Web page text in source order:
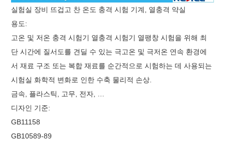
실험실 장비 뜨겁고 찬 온도 충격 시험 기계, 열충격 약실
용도:
고온 및 저온 충격 시험기 열충격 시험기 열팽창 시험을 위해 최
단 시간에 질서도를 견딜 수 있는 극고온 및 극저온 연속 환경에
서 재료 구조 또는 복합 재료를 순간적으로 시험하는 데 사용되는
시험실 화학적 변화로 인한 수축 물리적 손상.
금속, 플라스틱, 고무, 전자, …
디자인 기준:
GB11158
GB10589-89